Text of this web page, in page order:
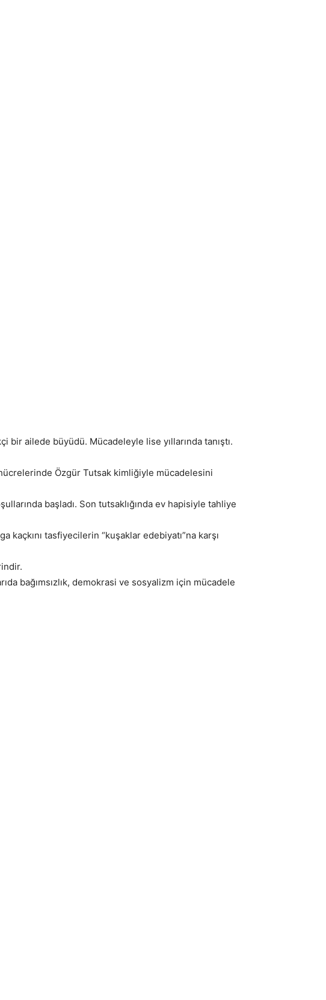
ailede büyüdü. Mücadeleyle lise yıllarında tanıştı.
Özgür Tutsak kimliğiyle mücadelesini
başladı. Son tutsaklığında ev hapisiyle tahliye
tasfiyecilerin “kuşaklar edebiyatı”na karşı
bağımsızlık, demokrasi ve sosyalizm için mücadele